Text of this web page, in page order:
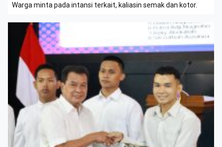
Warga minta pada intansi terkait, kaliasin semak dan kotor.